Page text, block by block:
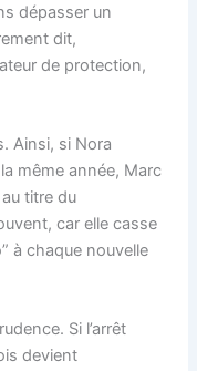
dépasser un
dit,
de protection,
Ainsi, si Nora
même année, Marc
titre du
car elle casse
à chaque nouvelle
Si l’arrêt
devient